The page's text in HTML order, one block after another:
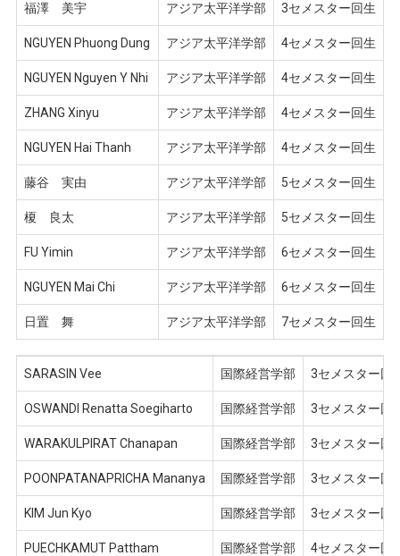
福澤 美宇 アジア太平洋学部 3セメスター回生
NGUYEN Phuong Dung アジア太平洋学部 4セメスター回生
NGUYEN Nguyen Y Nhi アジア太平洋学部 4セメスター回生
ZHANG Xinyu アジア太平洋学部 4セメスター回生
NGUYEN Hai Thanh アジア太平洋学部 4セメスター回生
藤谷 実由 アジア太平洋学部 5セメスター回生
榎 良太 アジア太平洋学部 5セメスター回生
FU Yimin アジア太平洋学部 6セメスター回生
NGUYEN Mai Chi アジア太平洋学部 6セメスター回生
日置 舞 アジア太平洋学部 7セメスター回生
SARASIN Vee 国際経営学部 3セメスター回
OSWANDI Renatta Soegiharto 国際経営学部 3セメスター回
WARAKULPIRAT Chanapan 国際経営学部 3セメスター回
POONPATANAPRICHA Mananya 国際経営学部 3セメスター回
KIM Jun Kyo 国際経営学部 3セメスター回
PUECHKAMUT Pattham 国際経営学部 4セメスター回